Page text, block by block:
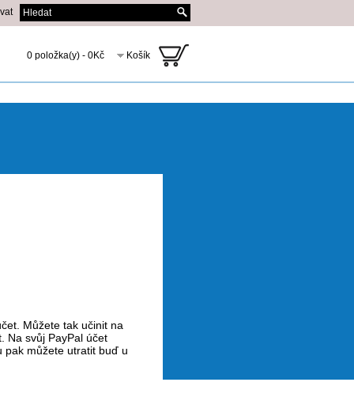
0 položka(y) - 0Kč Košík
Můžete tak učinit na
Na svůj PayPal účet
pak můžete utratit buď u